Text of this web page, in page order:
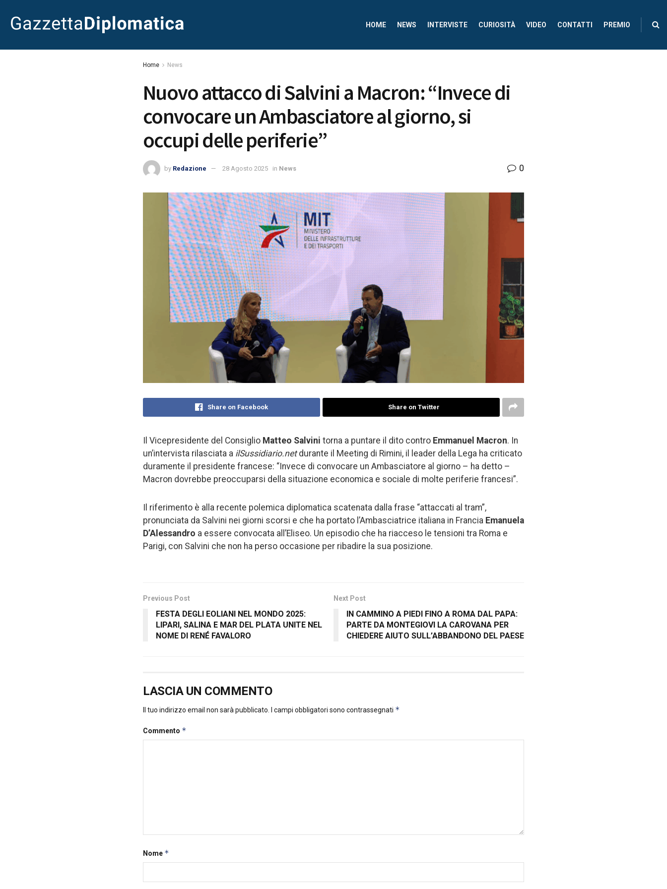
HOME NEWS INTERVISTE CURIOSITÀ VIDEO CONTATTI PREMIO
Home News
Nuovo attacco di Salvini a Macron: “Invece di
convocare un Ambasciatore al giorno, si
occupi delle periferie”
by Redazione 28 Agosto 2025 in News 0
Share on Facebook Share on Twitter
Il Vicepresidente del Consiglio Matteo Salvini torna a puntare il dito contro Emmanuel Macron. In
un’intervista rilasciata a ilSussidiario.netdurante il Meeting di Rimini, il leader della Lega ha criticato
duramente il presidente francese: “Invece di convocare un Ambasciatore al giorno – ha detto –
Macron dovrebbe preoccuparsi della situazione economica e sociale di molte periferie francesi”.
Il riferimento è alla recente polemica diplomatica scatenata dalla frase “attaccati al tram”,
pronunciata da Salvini nei giorni scorsi e che ha portato l’Ambasciatrice italiana in Francia Emanuela
D’Alessandro a essere convocata all’Eliseo. Un episodio che ha riacceso le tensioni tra Roma e
Parigi, con Salvini che non ha perso occasione per ribadire la sua posizione.
Previous Post
FESTA DEGLI EOLIANI NEL MONDO 2025:
LIPARI, SALINA E MAR DEL PLATA UNITE NEL
NOME DI RENÉ FAVALORO
Next Post
IN CAMMINO A PIEDI FINO A ROMA DAL PAPA:
PARTE DA MONTEGIOVI LA CAROVANA PER
CHIEDERE AIUTO SULL’ABBANDONO DEL PAESE
LASCIA UN COMMENTO
Il tuo indirizzo email non sarà pubblicato. I campi obbligatori sono contrassegnati *
Commento *
Nome *